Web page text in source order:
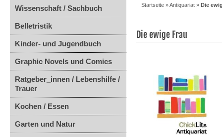
Wissenschaft / Sachbuch
Belletristik
Kinder- und Jugendbuch
Graphic Novels und Comics
Ratgeber_innen / Lebenshilfe /
Trauer
Kochen / Essen
Garten und Natur
Startseite »Antiquariat » Die
Die ewige Frau